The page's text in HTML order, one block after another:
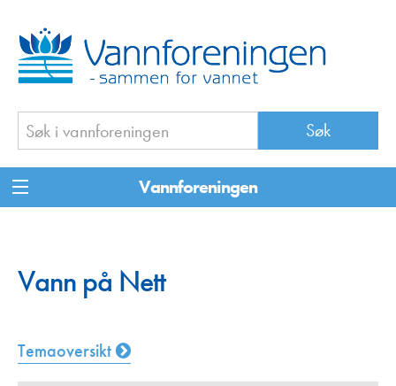
Vannforeningen
Vann på Nett
Temaoversikt